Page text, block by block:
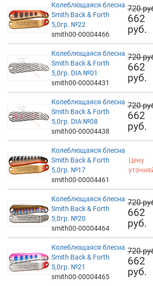
Колеблющаяся блесна
Smith Back & Forth
5,0гр. №22
smith00-00004466
720
662
руб.
Колеблющаяся блесна
Smith Back & Forth
5,0гр. DIA №01
smith00-00004431
720
662
руб.
Колеблющаяся блесна
Smith Back & Forth
5,0гр. DIA №08
smith00-00004438
720
662
руб.
Колеблющаяся блесна
Smith Back & Forth
5,0гр. №17
smith00-00004461
Цену
Колеблющаяся блесна
Smith Back & Forth
5,0гр. №20
smith00-00004464
720
662
руб.
Колеблющаяся блесна
Smith Back & Forth
5,0гр. №21
smith00-00004465
720
662
руб.